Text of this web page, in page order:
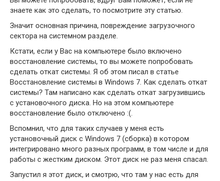
знаете как это сделать, то посмотрите эту статью.
Значит основная причина, повреждение загрузочного
сектора на системном разделе.
Кстати, если у Вас на компьютере было включено
восстановление системы, то вы можете попробовать
сделать откат системы. Я об этом писал в статье
Восстановление системы в Windows 7. Как сделать откат
системы? Там написано как сделать откат загрузившись
с установочного диска. Но на этом компьютере
восстановление было отключено :(.
Вспомнил, что для таких случаев у меня есть
установочный диск с Windows 7 (сборка) в котором
интегрировано много разных программ, в том числе и для
работы с жестким диском. Этот диск не раз меня спасал.
Запустил я этот диск, и смотрю, что там у нас есть для